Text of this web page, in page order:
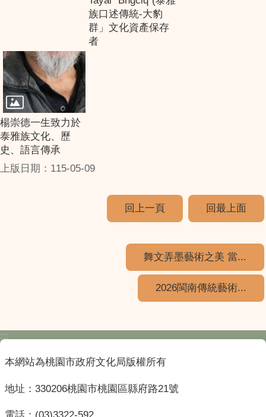
族口述傳統-大豹
群」文化資產保存
者
楊崇德一生致力於
泰雅族文化、歷
史、語言傳承
上版日期：115-05-09
回上一頁 回最上面
舞文弄墨藝術之美 當...
2026閩南傳統藝術...
:::
本網站為桃園市政府文化局版權所有
地址：330206桃園市桃園區縣府路21號